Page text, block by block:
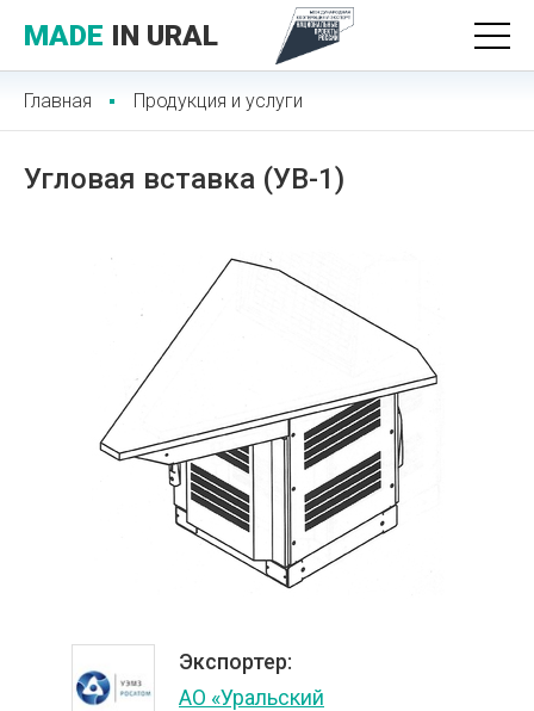
MADE IN URAL
Главная Продукция и услуги
Угловая вставка (УВ-1)
Экспортер:
АО «Уральский